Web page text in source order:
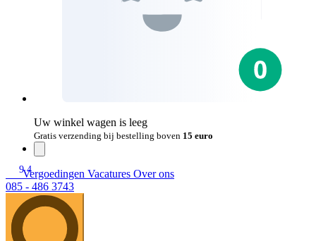
Uw winkel wagen is leeg
Gratis verzending bij bestelling boven 15 euro
9.4
Vergoedingen Vacatures Over ons
085 - 486 3743